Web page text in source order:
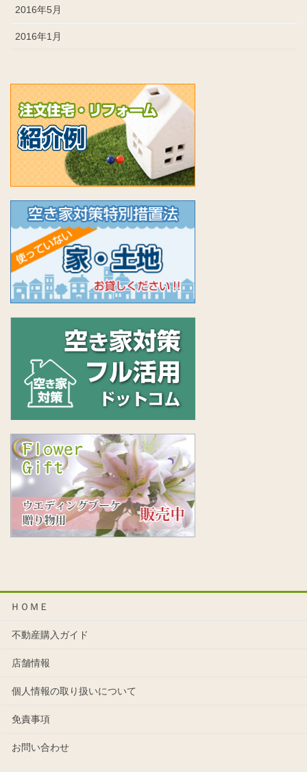
2016年5月
2016年1月
ＨＯＭＥ
不動産購入ガイド
店舗情報
個人情報の取り扱いについて
免責事項
お問い合わせ